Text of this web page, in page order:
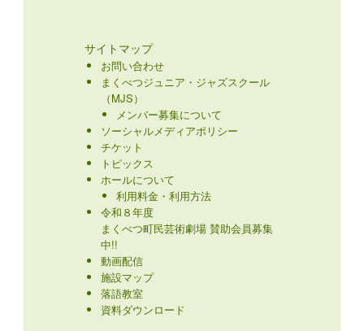
サイトマップ
お問い合わせ
まくべつジュニア・ジャズスクール
（MJS）
メンバー募集について
ソーシャルメディアポリシー
チケット
トピックス
ホールについて
利用料金・利用方法
令和８年度
まくべつ町民芸術劇場 賛助会員募集
中!!
動画配信
施設マップ
落語教室
資料ダウンロード